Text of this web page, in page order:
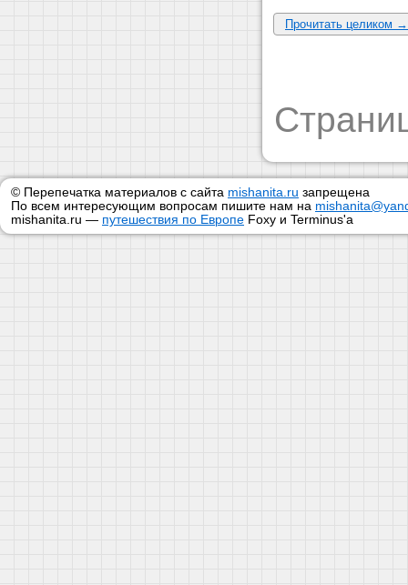
Прочитать целиком →
© Перепечатка материалов с сайта mishanita.ru запрещена
По всем интересующим вопросам пишите нам на
mishanita.ru — путешествия по Европе Foxy и Terminus'a